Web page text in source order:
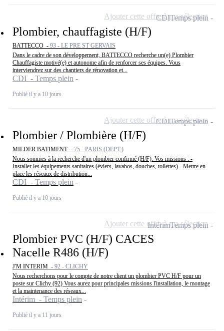
Plombier, chauffagiste (H/F)
BATTECCO - 93 - LE PRE ST GERVAIS
Dans le cadre de son développement, BATTECCO recherche un(e) Plombier
Chauffagiste motivé(e) et autonome afin de renforcer ses équipes. Vous
interviendrez sur des chantiers de rénovation et...
CDI - Temps plein
Publié il y a 10 jours
CDITemps plein
Ajouter cette offre à ma sélection
Plombier / Plombière (H/F)
MILDER BATIMENT - 75 - PARIS (DEPT.)
Nous sommes à la recherche d'un plombier confirmé (H/F). Vos missions : -
Installer les équipements sanitaires (éviers, lavabos, douches, toilettes) - Mettre en
place les réseaux de distribution...
CDI - Temps plein
Publié il y a 10 jours
CDITemps plein
Ajouter cette offre à ma sélection
Plombier PVC (H/F) CACES
Nacelle R486 (H/F)
J'M INTERIM - 92 - CLICHY
Nous recherchons pour le compte de notre client un plombier PVC H/F pour un
poste sur Clichy (92) Vous aurez pour principales missions l'installation, le montage
et la maintenance des réseaux...
Intérim - Temps plein
Publié il y a 11 jours
IntérimTemps plein
Ajouter cette offre à ma sélection